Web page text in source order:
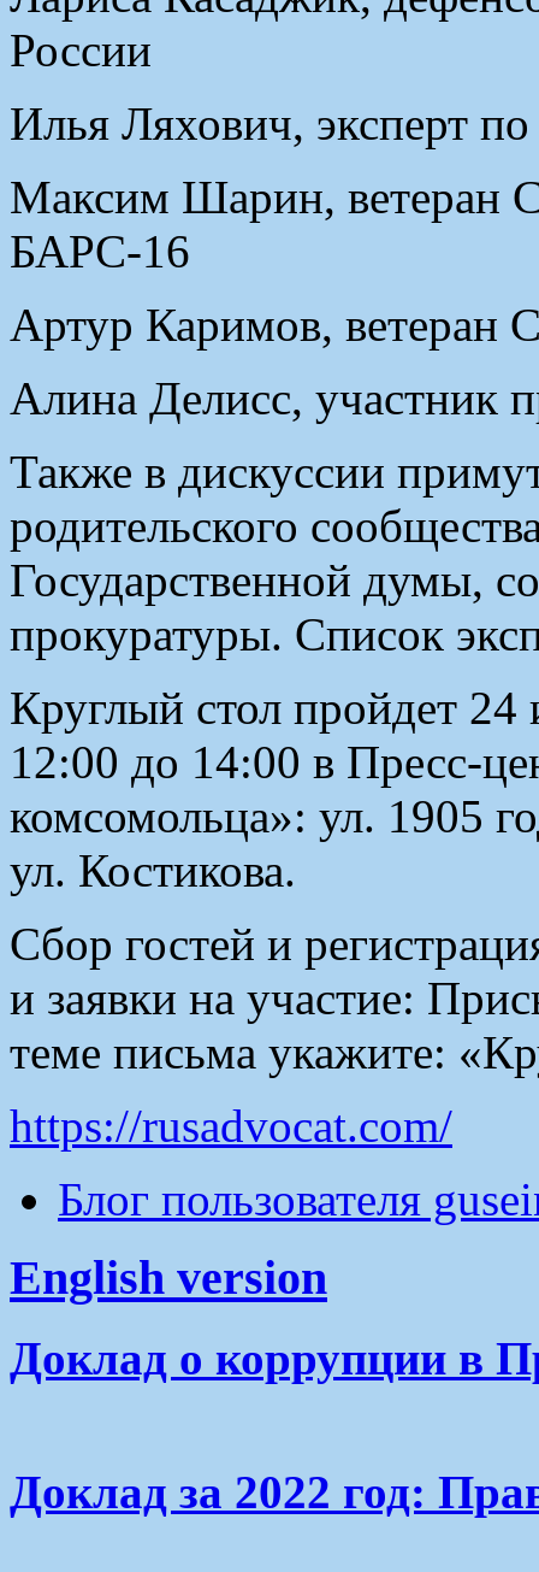
России
Илья Ляхович, эксперт
Максим Шарин, ветеран
БАРС-16
Артур Каримов, ветеран
Алина Делисс, участник
Также в дискуссии
родительского
Государственной думы,
прокуратуры. Список
Круглый стол пройдет 24
12:00 до 14:00 в Пресс-
комсомольца»: ул. 1905
ул. Костикова.
Сбор гостей и
и заявки на участие:
теме письма укажите:
https://rusadvocat.com/
Блог пользователя
English version
Доклад о коррупции в
Доклад за 2022 год: